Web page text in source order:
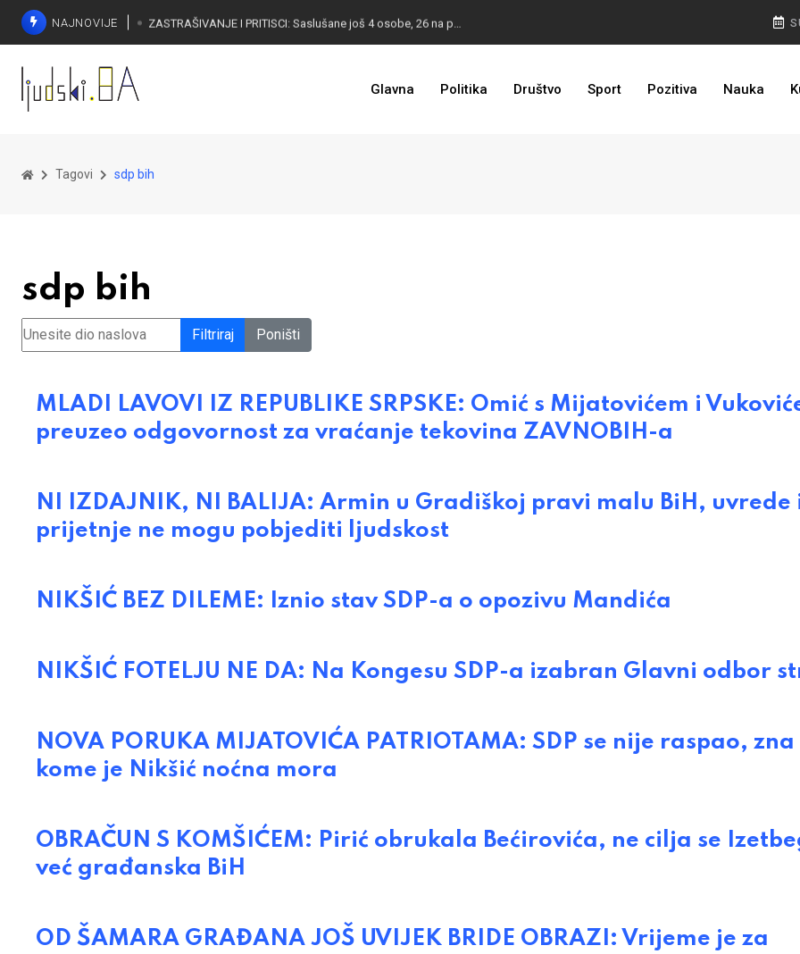
NAJNOVIJE
Glavna Politika Društvo Sport Pozitiva Nauka
Tagovi sdp bih
sdp bih
Unesite dio naslova Filtriraj Poništi
MLADI LAVOVI IZ REPUBLIKE SRPSKE: Omić s Mijatovićem i
preuzeo odgovornost za vraćanje tekovina ZAVNOBIH-a
NI IZDAJNIK, NI BALIJA: Armin u Gradiškoj pravi malu BiH, uvrede
prijetnje ne mogu pobjediti ljudskost
NIKŠIĆ BEZ DILEME: Iznio stav SDP-a o opozivu Mandića
NIKŠIĆ FOTELJU NE DA: Na Kongesu SDP-a izabran Glavni odbor
NOVA PORUKA MIJATOVIĆA PATRIOTAMA: SDP se nije raspao, zna
kome je Nikšić noćna mora
OBRAČUN S KOMŠIĆEM: Pirić obrukala Bećirovića, ne cilja se
već građanska BiH
OD ŠAMARA GRAĐANA JOŠ UVIJEK BRIDE OBRAZI: Vrijeme je za